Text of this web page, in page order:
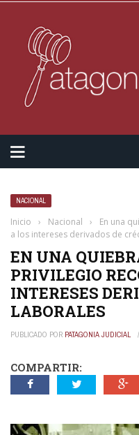
NACIONAL
Inicio › Nacional ›
En una
a los intereses derivados de
EN UNA
PRIVILEGIO
INTERESES
LABORALES
PUBLICADO POR PATAGONIA JUDICIAL
COMPARTIR: